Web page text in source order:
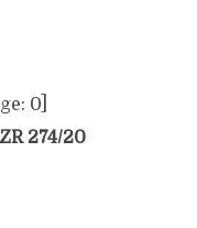
0]
274/20